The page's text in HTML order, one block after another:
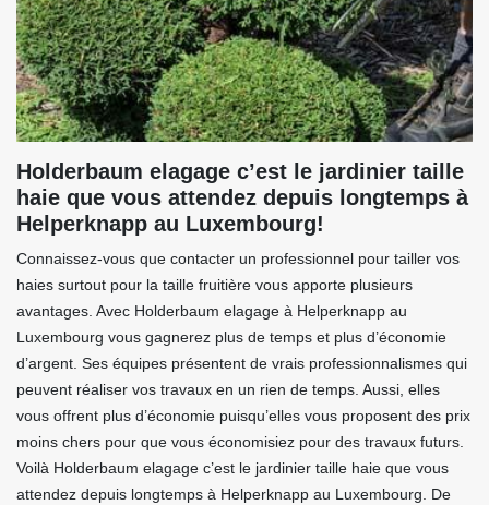
Holderbaum elagage c’est le jardinier taille
haie que vous attendez depuis longtemps à
Helperknapp au Luxembourg!
Connaissez-vous que contacter un professionnel pour tailler vos
haies surtout pour la taille fruitière vous apporte plusieurs
avantages. Avec Holderbaum elagage à Helperknapp au
Luxembourg vous gagnerez plus de temps et plus d’économie
d’argent. Ses équipes présentent de vrais professionnalismes qui
peuvent réaliser vos travaux en un rien de temps. Aussi, elles
vous offrent plus d’économie puisqu’elles vous proposent des prix
moins chers pour que vous économisiez pour des travaux futurs.
Voilà Holderbaum elagage c’est le jardinier taille haie que vous
attendez depuis longtemps à Helperknapp au Luxembourg. De